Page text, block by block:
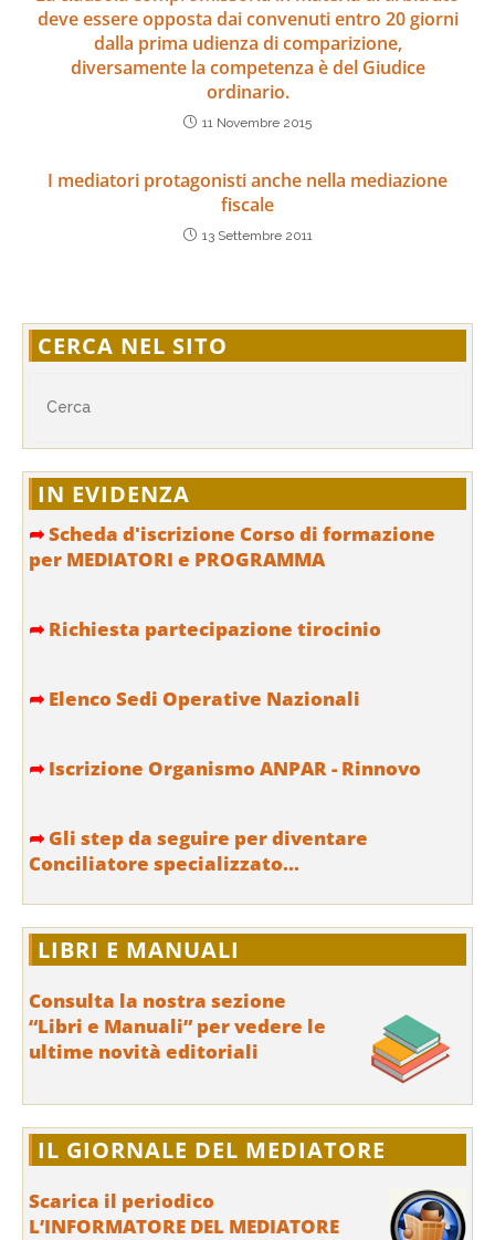
deve essere opposta dai convenuti entro 20 giorni
dalla prima udienza di comparizione,
diversamente la competenza è del Giudice
ordinario.
11 Novembre 2015
I mediatori protagonisti anche nella mediazione
fiscale
13 Settembre 2011
CERCA NEL SITO
IN EVIDENZA
➦Scheda d'iscrizione Corso di formazione
per MEDIATORI e PROGRAMMA
➦ Richiesta partecipazione tirocinio
➦ Elenco Sedi Operative Nazionali
➦ Iscrizione Organismo ANPAR - Rinnovo
➦ Gli step da seguire per diventare
Conciliatore specializzato...
LIBRI E MANUALI
Consulta la nostra sezione
“Libri e Manuali” per vedere le
ultime novità editoriali
IL GIORNALE DEL MEDIATORE
Scarica il periodico
L’INFORMATORE DEL MEDIATORE